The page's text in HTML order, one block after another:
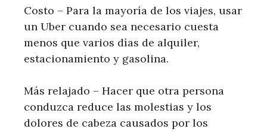
Costo – Para la mayoría de los viajes, usar
un Uber cuando sea necesario cuesta
menos que varios días de alquiler,
estacionamiento y gasolina.
Más relajado – Hacer que otra persona
conduzca reduce las molestias y los
dolores de cabeza causados ​​por los